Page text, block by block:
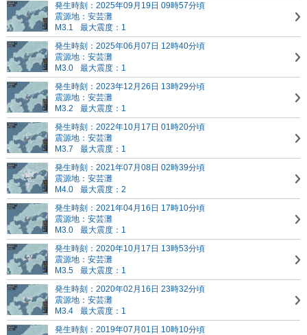
発生時刻：2025年09月19日 09時57分頃
震源地：安芸灘
M3.1
最大震度：1
発生時刻：2025年06月07日 12時40分頃
震源地：安芸灘
M3.0
最大震度：1
発生時刻：2023年12月26日 13時29分頃
震源地：安芸灘
M3.2
最大震度：1
発生時刻：2022年10月17日 01時20分頃
震源地：安芸灘
M3.7
最大震度：1
発生時刻：2021年07月08日 02時39分頃
震源地：安芸灘
M4.0
最大震度：2
発生時刻：2021年04月16日 17時10分頃
震源地：安芸灘
M3.0
最大震度：1
発生時刻：2020年10月17日 13時53分頃
震源地：安芸灘
M3.5
最大震度：1
発生時刻：2020年02月16日 23時32分頃
震源地：安芸灘
M3.4
最大震度：1
発生時刻：2019年07月01日 10時10分頃